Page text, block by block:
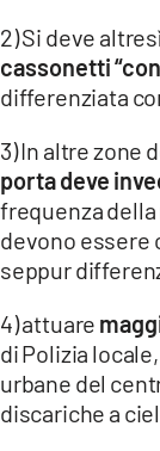
2) Si deve
cassonetti
differenziata
3) In altre zone
porta deve
frequenza
devono
seppur
4) attuare
di Polizia
urbane del
discariche a